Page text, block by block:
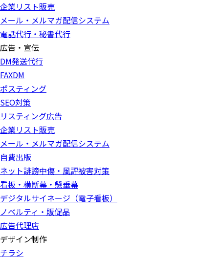
企業リスト販売
メール・メルマガ配信システム
電話代行・秘書代行
広告・宣伝
DM発送代行
FAXDM
ポスティング
SEO対策
リスティング広告
企業リスト販売
メール・メルマガ配信システム
自費出版
ネット誹謗中傷・風評被害対策
看板・横断幕・懸垂幕
デジタルサイネージ（電子看板）
ノベルティ・販促品
広告代理店
デザイン制作
チラシ